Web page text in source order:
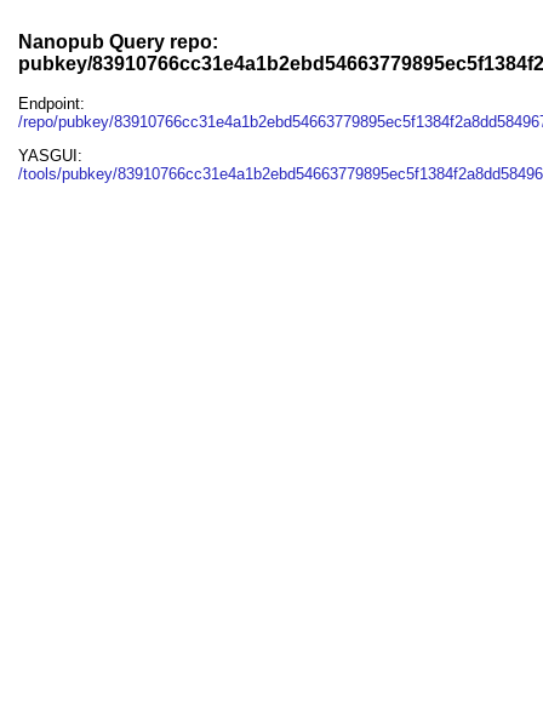
Nanopub Query repo:
pubkey/
Endpoint:
/repo/pubkey/
YASGUI:
/tools/pubkey/